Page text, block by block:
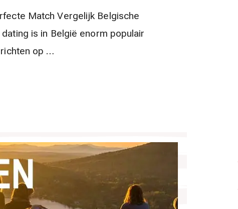
Match Vergelijk Belgische
is in België enorm populair
op …